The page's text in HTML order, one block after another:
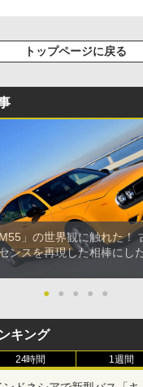
トップページに戻る
」の世界観に触れた！
ンスを再現した相棒にし
● ● ● ● ●
キング
24時間 1週間